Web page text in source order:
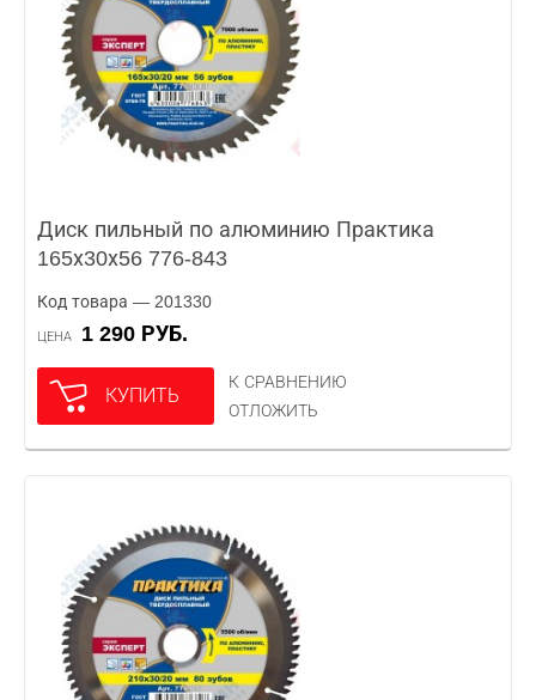
Диск пильный по алюминию Практика
165х30х56 776-843
Код товара — 201330
ЦЕНА 1 290 РУБ.
КУПИТЬ
К СРАВНЕНИЮ
ОТЛОЖИТЬ